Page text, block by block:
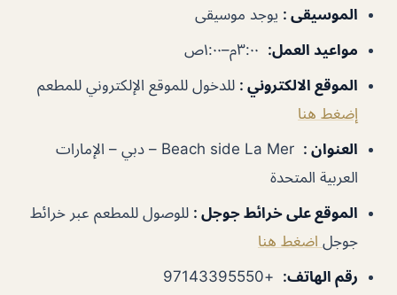
الموسيقى : يوجد موسيقى
مواعيد العمل:
الموقع الالكتروني : للدخول للموقع الإلكتروني للمطعم
إضغط هنا
العنوان :
Beach side La Mer – دبي – الإمارات
العربية المتحدة
الموقع على خرائط جوجل : للوصول للمطعم عبر خرائط
جوجل اضغط هنا
رقم الهاتف:
+97143395550